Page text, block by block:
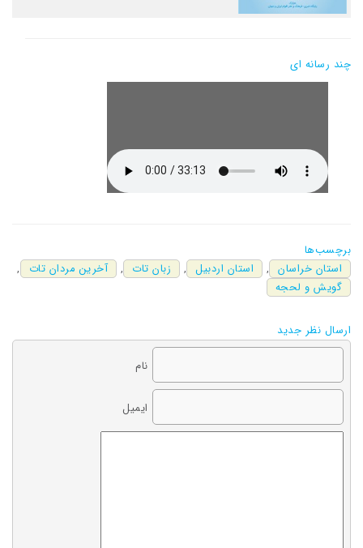
چند رسانه ای
برچسب‌ها
استان خراسان , استان اردبیل , زبان تات , آخرین مردان تات
,
گویش و لحجه
ارسال نظر جدید
نام
ایمیل